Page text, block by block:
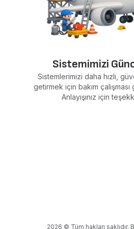
Sistemimizi
Sistemlerimizi daha hızlı,
getirmek için bakım
Anlayışınız için
2026 © Tüm hakları saklıdır.